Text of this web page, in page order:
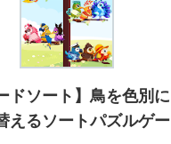
ドソート】鳥を色別に
えるソートパズルゲー